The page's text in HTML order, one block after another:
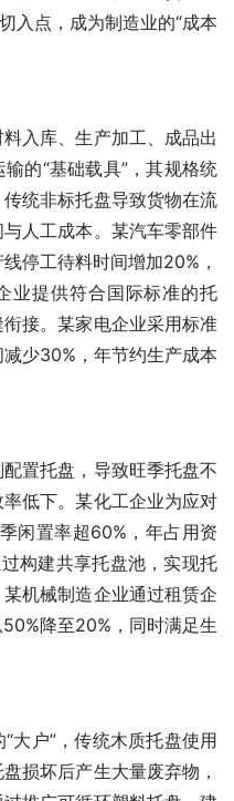
入点，成为制造业的“成本
入库、生产加工、成品出
的“基础载具”，其规格统
统非标托盘导致货物在流
人工成本。某汽车零部件
停工待料时间增加20%，
业提供符合国际标准的托
接。某家电企业采用标准
少30%，年节约生产成本
置托盘，导致旺季托盘不
低下。某化工企业为应对
闲置率超60%，年占用资
构建共享托盘池，实现托
机械制造企业通过租赁企
降至20%，同时满足生
大户”，传统木质托盘使用
损坏后产生大量废弃物，